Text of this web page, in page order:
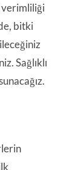
verimliliği
bitki
Sağlıklı